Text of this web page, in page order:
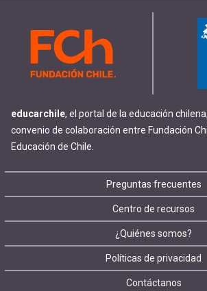
educarchile, el portal de la educación
convenio de colaboración entre Fundación
Educación de Chile.
Footer
menu
Preguntas frecuentes
Centro de recursos
¿Quiénes somos?
Políticas de privacidad
Contáctanos